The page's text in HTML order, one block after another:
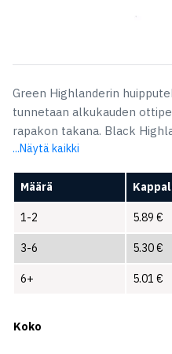
Green Highlanderin
tunnetaan alkukauden
rapakon takana. Black
...Näytä kaikki
Määrä
1-2 5.89 €
3-6 5.30€
6+ 5.01 €
Koko